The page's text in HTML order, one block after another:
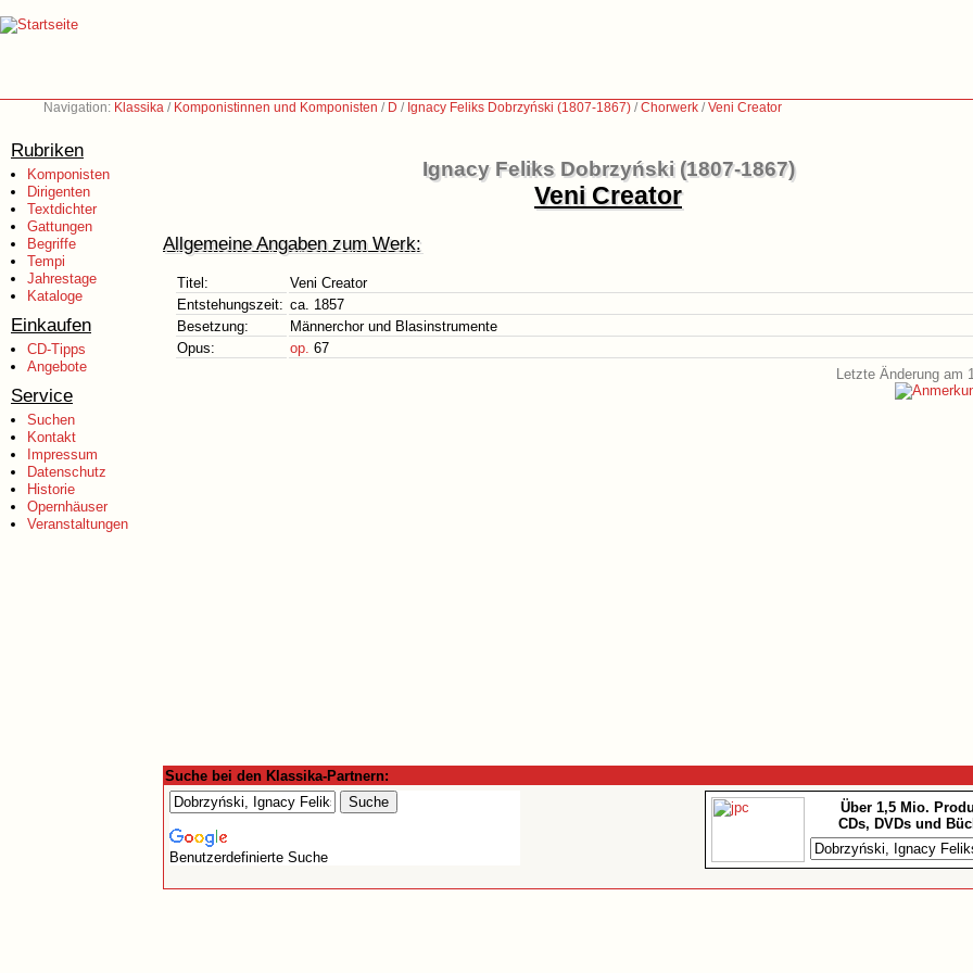
Navigation: Klassika / Komponistinnen und Komponisten / D / Ignacy Feliks Dobrzyński (1807-1867) /Chorwerk /Veni Creator
Rubriken
Komponisten
Dirigenten
Textdichter
Gattungen
Begriffe
Tempi
Jahrestage
Kataloge
Einkaufen
CD-Tipps
Angebote
Service
Suchen
Kontakt
Impressum
Datenschutz
Historie
Opernhäuser
Veranstaltungen
Ignacy Feliks Dobrzyński (1807-1867)
Veni Creator
Allgemeine Angaben zum Werk:
Titel:
Veni Creator
Entstehungszeit: ca. 1857
Besetzung:
Männerchor und Blasinstrumente
Opus:
op. 67
Letzte Änderung am
Suche bei den Klassika-Partnern:
Benutzerdefinierte Suche
Über 1,5 Mio.
CDs, DVDs und